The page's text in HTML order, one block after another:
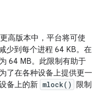
高版本中，平台将可使
少到每个进程 64 KB。在
64 MB。此限制有助于
了在各种设备上提供更一
备上的新 mlock()
限制